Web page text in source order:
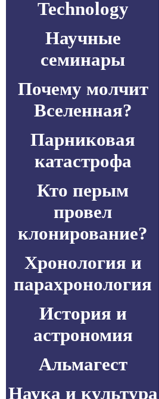
Technology
Научные
семинары
Почему молчит
Вселенная?
Парниковая
катастрофа
Кто перым
провел
клонирование?
Хронология и
парахронология
История и
астрономия
Альмагест
Наука и культура